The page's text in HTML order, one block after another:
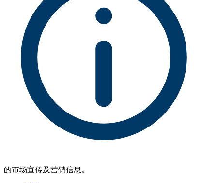
的市场宣传及营销信息。